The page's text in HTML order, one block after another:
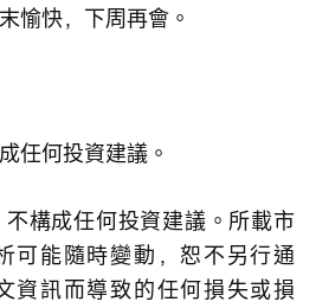
愉快，下周再會。
任何投資建議。
構成任何投資建議。所載市
可能隨時變動，恕不另行通
資訊而導致的任何損失或損